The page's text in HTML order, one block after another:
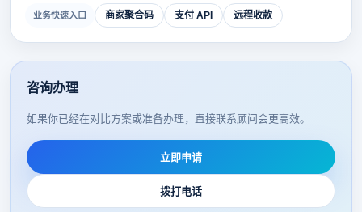
业务快速入口 商家聚合码 支付 API 远程收款
咨询办理
如果你已经在对比方案或准备办理，直接联系顾问会更高效。
立即申请
拨打电话